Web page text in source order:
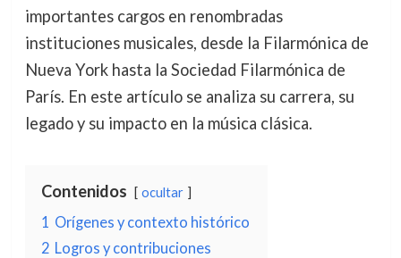
importantes cargos en renombradas
instituciones musicales, desde la Filarmónica de
Nueva York hasta la Sociedad Filarmónica de
París. En este artículo se analiza su carrera, su
legado y su impacto en la música clásica.
Contenidos ocultar
1 Orígenes y contexto histórico
2 Logros y contribuciones